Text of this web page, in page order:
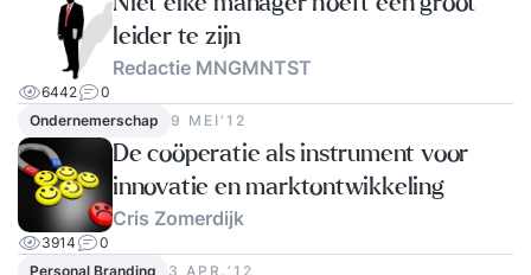
leider te zijn
Redactie MNGMNTST
6442
0
Ondernemerschap
9 MEI‘12
De coöperatie als instrument voor
innovatie en marktontwikkeling
Cris Zomerdijk
3914
0
Personal Branding
3 APR.‘12